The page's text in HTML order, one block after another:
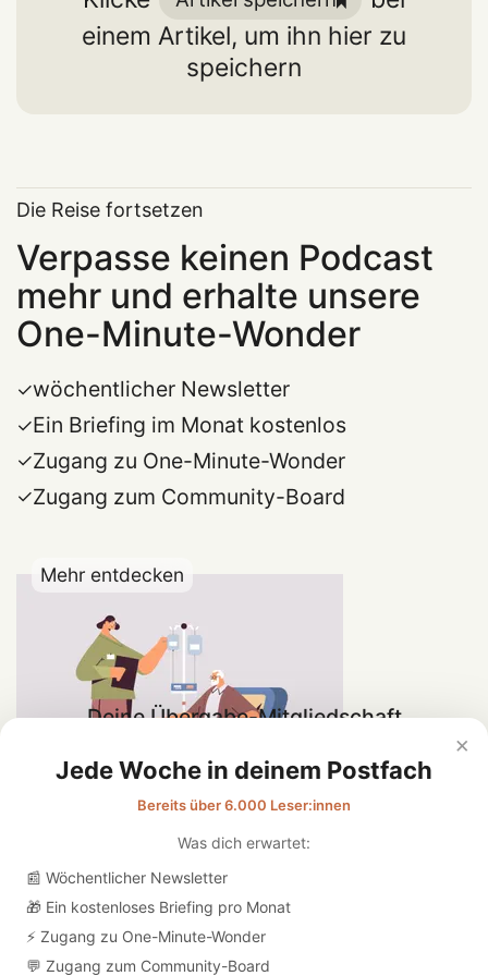
einem Artikel, um ihn hier zu
speichern
Die Reise fortsetzen
Verpasse keinen Podcast
mehr und erhalte unsere
One-Minute-Wonder
wöchentlicher Newsletter
Ein Briefing im Monat kostenlos
Zugang zu One-Minute-Wonder
Zugang zum Community-Board
Mehr entdecken
Deine Übergabe-Mitgliedschaft
Newsletter abonnieren
×
Jede Woche in deinem Postfach
Bereits über 6.000 Leser:innen
Was dich erwartet:
📰 Wöchentlicher Newsletter
🎁 Ein kostenloses Briefing pro Monat
⚡ Zugang zu One-Minute-Wonder
💬 Zugang zum Community-Board